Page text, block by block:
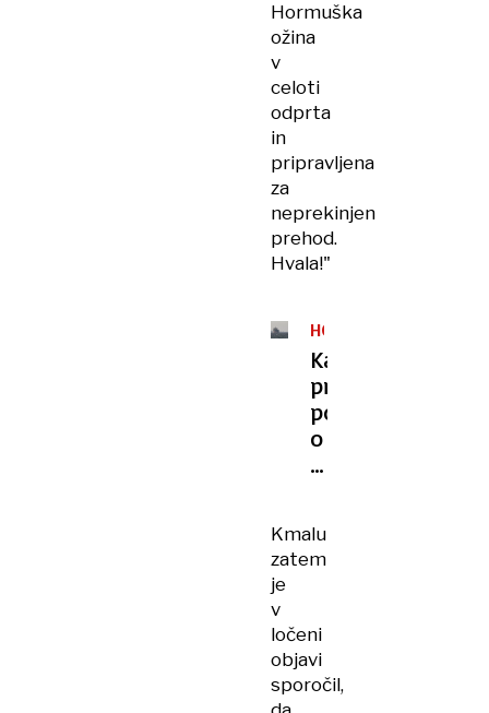
Hormuška
ožina
v
celoti
odprta
in
pripravljena
za
neprekinjen
prehod.
Hvala!"
HORMUŠKA
OŽINA
Kaj
prinašajo
pogovori
o
sprostitvi
energentov
še
oviran
Kmalu
zatem
je
v
ločeni
objavi
sporočil,